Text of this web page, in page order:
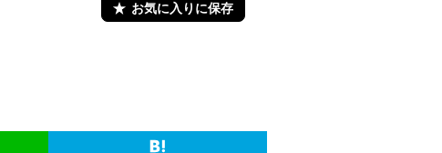
お気に入りに保存